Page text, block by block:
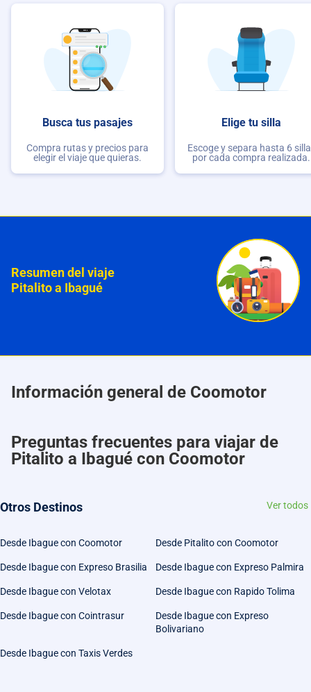
Busca tus pasajes
Compra rutas y precios para
elegir el viaje que quieras.
Elige tu silla
Escoge y separa hasta 6
por cada compra realizada.
Resumen del viaje
Pitalito a Ibagué
Información general de Coomotor
Preguntas frecuentes para viajar de
Pitalito a Ibagué con Coomotor
Otros Destinos Ver todos
Desde Ibague con Coomotor Desde Pitalito con Coomotor
Desde Ibague con Expreso Brasilia Desde Ibague con Expreso Palmira
Desde Ibague con Velotax Desde Ibague con Rapido Tolima
Desde Ibague con Cointrasur
Desde Ibague con Expreso
Bolivariano
Desde Ibague con Taxis Verdes